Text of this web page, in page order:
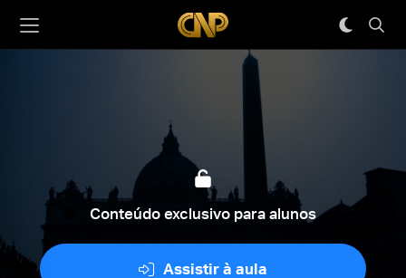
Conteúdo exclusivo para alunos
Assistir à aula